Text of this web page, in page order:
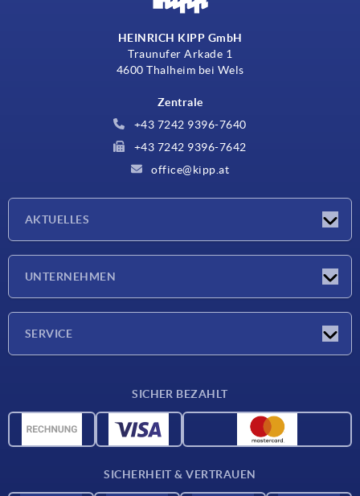
HEINRICH KIPP GmbH
Traunufer Arkade 1
4600 Thalheim bei Wels
Zentrale
+43 7242 9396-7640
+43 7242 9396-7642
office@kipp.at
AKTUELLES
UNTERNEHMEN
SERVICE
CAD-Daten
SICHER BEZAHLT
SICHERHEIT & VERTRAUEN